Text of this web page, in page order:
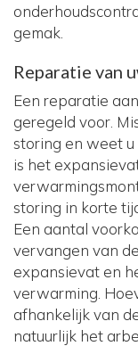
gemak.
Reparatie van
Een reparatie
geregeld voor.
storing en weet
is het
storing in korte
Een aantal
vervangen van
expansievat en
verwarming.
afhankelijk van
natuurlijk het